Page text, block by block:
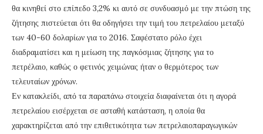
θα κινηθεί στο επίπεδο 3,2% κι αυτό σε συνδυασμό με την πτώση της
ζήτησης πιστεύεται ότι θα οδηγήσει την τιμή του πετρελαίου μεταξύ
των 40-60 δολαρίων για το 2016. Σαφέστατο ρόλο έχει
διαδραματίσει και η μείωση της παγκόσμιας ζήτησης για το
πετρέλαιο, καθώς ο φετινός χειμώνας ήταν ο θερμότερος των
τελευταίων χρόνων.
Εν κατακλείδι, από τα παραπάνω στοιχεία διαφαίνεται ότι η αγορά
πετρελαίου εισέρχεται σε ασταθή κατάσταση, η οποία θα
χαρακτηρίζεται από την επιθετικότητα των πετρελαιοπαραγωγικών